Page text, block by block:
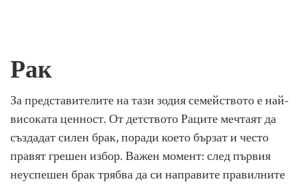
Рак
За представителите на тази зодия семейството е най-
високата ценност. От детството Раците мечтаят да
създадат силен брак, поради което бързат и често
правят грешен избор. Важен момент: след първия
неуспешен брак трябва да си направите правилните